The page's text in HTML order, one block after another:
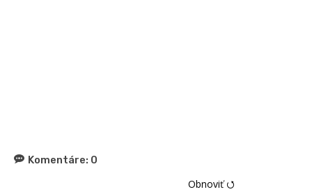
Komentáre: 0
Obnoviť ⭯